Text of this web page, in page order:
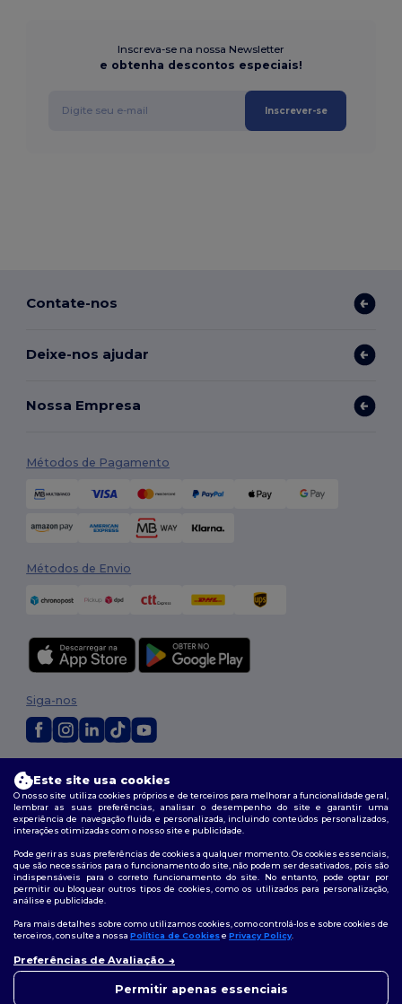
Inscreva-se na nossa Newsletter
e obtenha descontos especiais!
Inscrever-se
Contate-nos
Deixe-nos ajudar
Nossa Empresa
Métodos de Pagamento
Métodos de Envio
Termos e Condições |Política de personalização
|Política de cookies|Mapa do Site
Siga-nos
Este site usa cookies
O nosso site utiliza cookies próprios e de terceiros para melhorar a funcionalidade geral,
lembrar as suas preferências, analisar o desempenho do site e garantir uma
experiência de navegação fluida e personalizada, incluindo conteúdos personalizados,
interações otimizadas com o nosso site e publicidade.
Pode gerir as suas preferências de cookies a qualquer momento. Os cookies essenciais,
que são necessários para o funcionamento do site, não podem ser desativados, pois são
indispensáveis para o correto funcionamento do site. No entanto, pode optar por
permitir ou bloquear outros tipos de cookies, como os utilizados para personalização,
análise e publicidade.
Para mais detalhes sobre como utilizamos cookies, como controlá-los e sobre cookies de
terceiros, consulte a nossa Política de Cookiese Privacy Policy.
Preferências de Avaliação
Permitir apenas essenciais
questão, pode contactar-nos a